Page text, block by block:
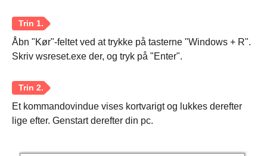
Åbn "Kør"-feltet ved at trykke på tasterne "Windows + R".
Skriv wsreset.exe der, og tryk på "Enter".
Et kommandovindue vises kortvarigt og lukkes derefter
lige efter. Genstart derefter din pc.